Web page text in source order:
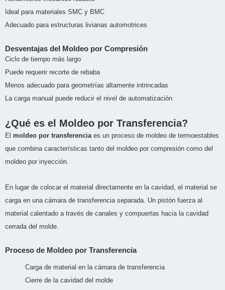
Ideal para materiales SMC y BMC
Adecuado para estructuras livianas automotrices
Desventajas del Moldeo por Compresión
Ciclo de tiempo más largo
Puede requerir recorte de rebaba
Menos adecuado para geometrías altamente intrincadas
La carga manual puede reducir el nivel de automatización
¿Qué es el Moldeo por Transferencia?
El moldeo por transferencia es un proceso de moldeo de termoestables
que combina características tanto del moldeo por compresión como del
moldeo por inyección.
En lugar de colocar el material directamente en la cavidad, el material se
carga en una cámara de transferencia separada. Un pistón fuerza al
material calentado a través de canales y compuertas hacia la cavidad
cerrada del molde.
Proceso de Moldeo por Transferencia
Carga de material en la cámara de transferencia
Cierre de la cavidad del molde